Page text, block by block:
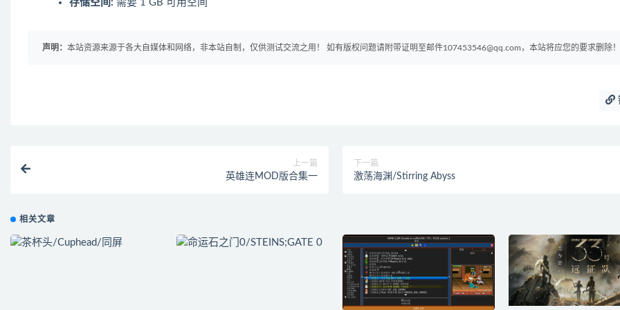
存储空间: 需要 1 GB 可用空间
声明： 本站资源来源于各大自媒体和网络，非本站自制，仅供测试交流之用！ 如有版权问题请附带证明至邮件107453546@qq.com，本站将应您的要求删除！
上一篇
英雄连MOD版合集一
下一篇
激荡海渊/Stirring Abyss
相关文章